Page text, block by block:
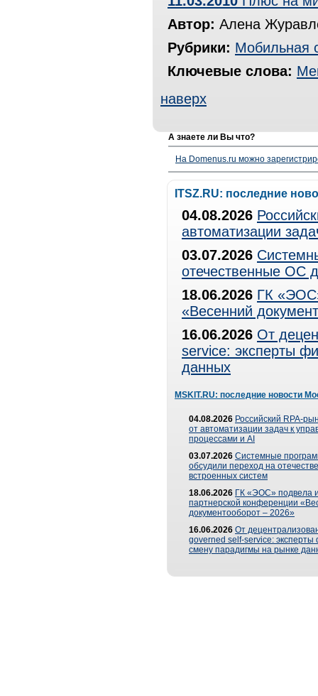
Автор: Алена
Рубрики: Мобильная
Ключевые слова:
наверх
А знаете ли Вы что?
На Domenus.ru можно
ITSZ.RU: последние
04.08.2026
автоматизации
03.07.2026
отечественные ОС
18.06.2026 ГК
«Весенний
16.06.2026 От
service: эксперты
данных
MSKIT.RU: последние новости
04.08.2026 Российский RPA-
от автоматизации задач к
процессами и AI
03.07.2026 Системные
обсудили переход на
встроенных систем
18.06.2026 ГК «ЭОС» подвела
партнерской конференции
документооборот – 2026»
16.06.2026 От
governed self-service: эксперты
смену парадигмы на рынке